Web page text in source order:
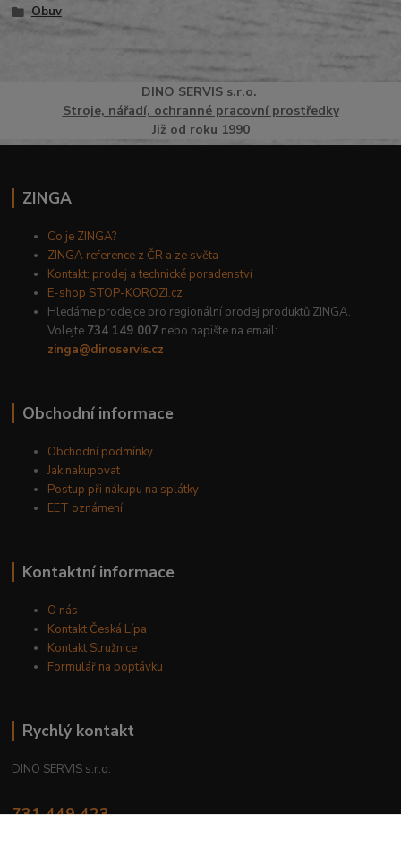
Obuv
DINO SERVISs.r.o.
Stroje, nářadí, ochranné pracovní prostředky
Již od roku 1990
ZINGA
Co je ZINGA?
ZINGA reference z ČR a ze světa
Kontakt: prodej a technické poradenství
E-shop STOP-KOROZI.cz
Hledáme prodejce pro regionální prodej produktů ZINGA.
Volejte 734 149 007 nebo napište na email:
zinga@dinoservis.cz
Obchodní informace
Obchodní podmínky
Jak nakupovat
Postup při nákupu na splátky
EET oznámení
Kontaktní informace
O nás
Kontakt Česká Lípa
Kontakt Stružnice
Formulář na poptávku
Rychlý kontakt
DINO SERVIS s.r.o.
731 449 423